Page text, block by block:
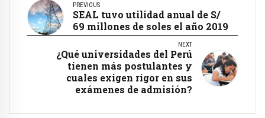
PREVIOUS
SEAL tuvo utilidad anual de S/
69 millones de soles el año 2019
NEXT
¿Qué universidades del Perú
tienen más postulantes y
cuales exigen rigor en sus
exámenes de admisión?